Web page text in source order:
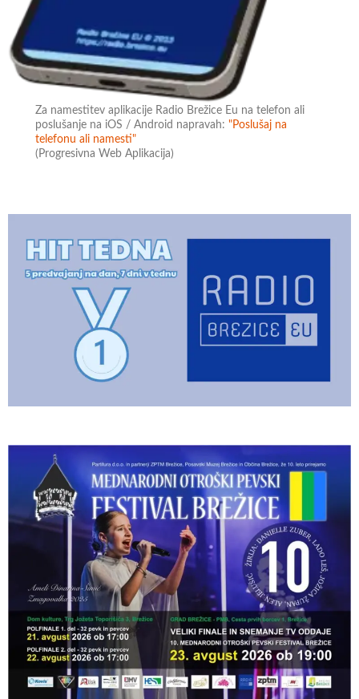
Za namestitev aplikacije Radio Brežice Eu na telefon ali
poslušanje na iOS / Android napravah:"Poslušaj na
telefonu ali namesti"
(Progresivna Web Aplikacija)